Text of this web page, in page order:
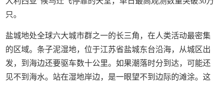
只。
盐城地处全球六大城市群之一的长三角，在人类活动最密集
的区域。条子泥湿地，位于江苏省盐城东台沿海，从城区出
发，到海边还要驱车数十公里。如果潮落时分到达，可能还
见不到海水。站在湿地岸边，是一眼望不到边际的滩涂。这